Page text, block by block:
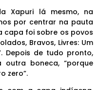
Xapuri lá mesmo, na
por centrar na pauta
capa foi sobre os povos
Bravos, Livres: Um
Depois de tudo pronto,
outra boneca, “porque
zero”.